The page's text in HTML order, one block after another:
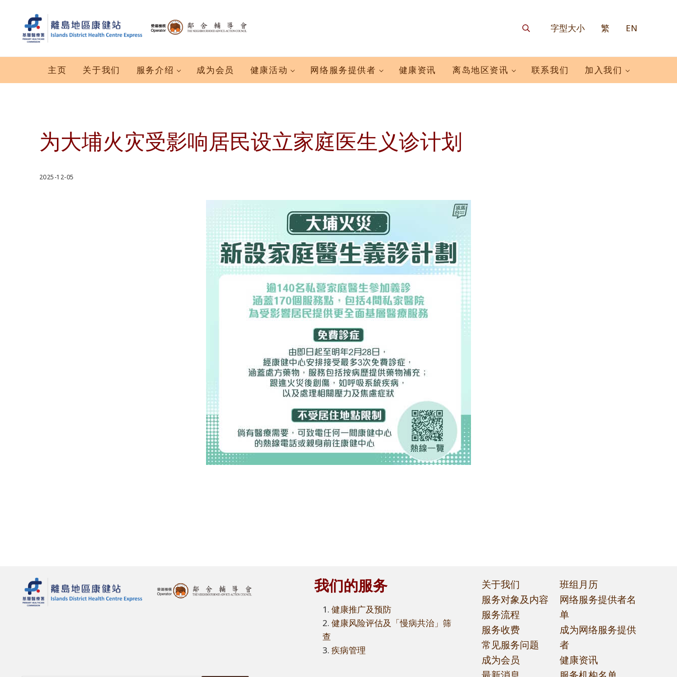
搜寻 字型大小 繁 EN
主页 关于我们 服务介绍 成为会员 健康活动 网络服务提供者 健康资讯 离岛地区资讯 联系我们 加入我们
为大埔火灾受影响居民设立家庭医生义诊计划
2025-12-05
我们的服务
健康推广及预防
健康风险评估及「慢病共治」筛
查
疾病管理
关于我们
服务对象及内容
服务流程
服务收费
常见服务问题
成为会员
班组月历
网络服务提供者名
单
成为网络服务提供
者
健康资讯